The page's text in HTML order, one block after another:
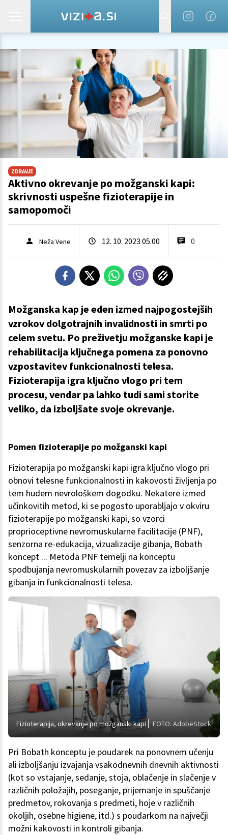
ZDRAVJE
Aktivno okrevanje po možganski kapi:
skrivnosti uspešne fizioterapije in
samopomoči
Neža Vene 12. 10. 2023 05.00 0
Možganska kap je eden izmed najpogostejših
vzrokov dolgotrajnih invalidnosti in smrti po
celem svetu. Po preživetju možganske kapi je
rehabilitacija ključnega pomena za ponovno
vzpostavitev funkcionalnosti telesa.
Fizioterapija igra ključno vlogo pri tem
procesu, vendar pa lahko tudi sami storite
veliko, da izboljšate svoje okrevanje.
Pomen fizioterapije po možganski kapi
Fizioterapija po možganski kapi igra ključno vlogo pri
obnovi telesne funkcionalnosti in kakovosti življenja po
tem hudem nevrološkem dogodku. Nekatere izmed
učinkovitih metod, ki se pogosto uporabljajo v okviru
fizioterapije po možganski kapi, so vzorci
proprioceptivne nevromuskularne facilitacije (PNF),
senzorna re-edukacija, vizualizacije gibanja, Bobath
koncept ... Metoda PNF temelji na konceptu
spodbujanja nevromuskularnih povezav za izboljšanje
gibanja in funkcionalnosti telesa.
Fizioterapija, okrevanje po možganski kapi FOTO: AdobeStock
Pri Bobath konceptu je poudarek na ponovnem učenju
ali izboljšanju izvajanja vsakodnevnih dnevnih aktivnosti
(kot so vstajanje, sedanje, stoja, oblačenje in slačenje v
različnih položajih, poseganje, prijemanje in spuščanje
predmetov, rokovanja s predmeti, hoje v različnih
okoljih, osebne higiene, itd.) s poudarkom na največji
možni kakovosti in kontroli gibanja.